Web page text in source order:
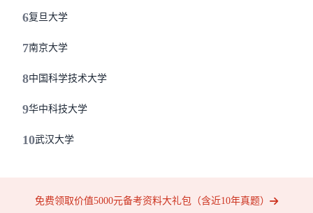
6复旦大学
7南京大学
8中国科学技术大学
9华中科技大学
10武汉大学
免费领取价值5000元备考资料大礼包（含近10年真题）